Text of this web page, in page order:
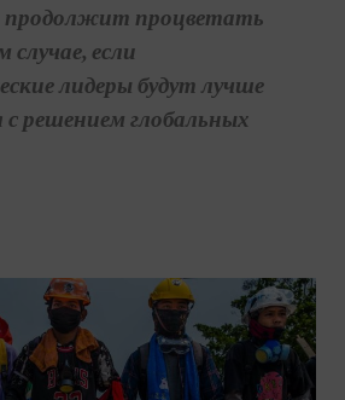
продолжит процветать
если
лидеры будут лучше
с решением глобальных